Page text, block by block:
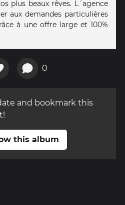
plus beaux rêves. L´agence
aux demandes particulières
à une offre large et 100%
0
and bookmark this
this album